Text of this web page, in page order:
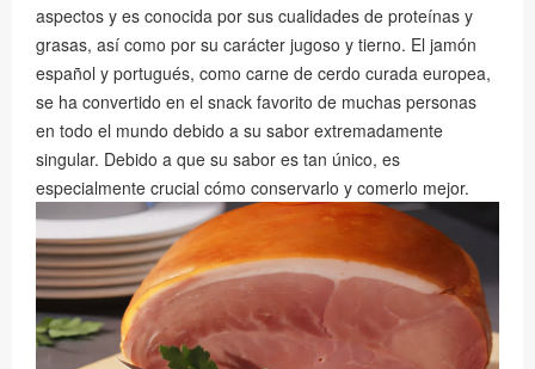
aspectos y es conocida por sus cualidades de proteínas y
grasas, así como por su carácter jugoso y tierno. El jamón
español y portugués, como carne de cerdo curada europea,
se ha convertido en el snack favorito de muchas personas
en todo el mundo debido a su sabor extremadamente
singular. Debido a que su sabor es tan único, es
especialmente crucial cómo conservarlo y comerlo mejor.